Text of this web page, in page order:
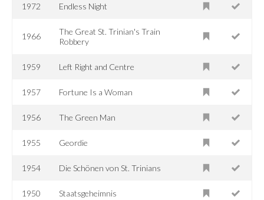
1972 Endless Night
1966
The Great St. Trinian's Train
Robbery
1959 Left Right and Centre
1957 Fortune Is a Woman
1956 The Green Man
1955 Geordie
1954 Die Schönen von St. Trinians
1950 Staatsgeheimnis